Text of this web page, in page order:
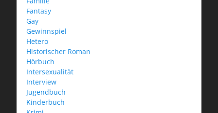
Fantasy
Gay
Gewinnspiel
Hetero
Historischer Roman
Hörbuch
Intersexualität
Interview
Jugendbuch
Kinderbuch